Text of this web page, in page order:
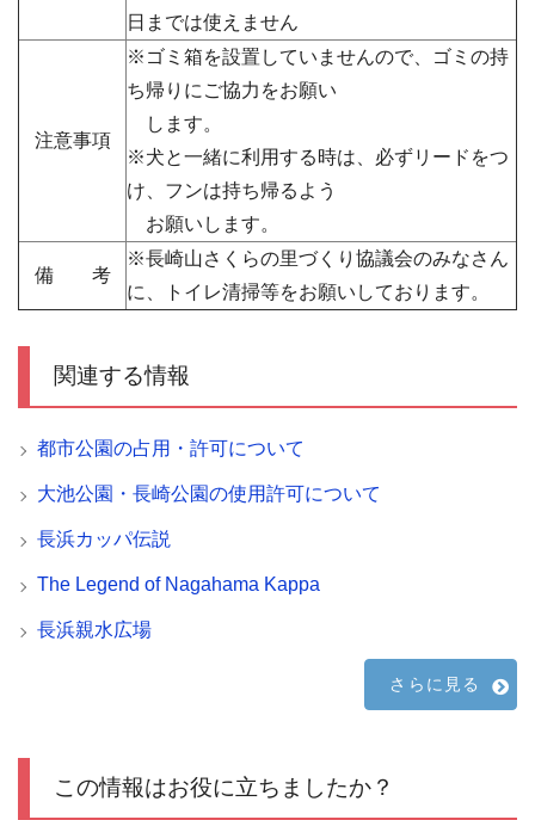
日までは使えません
注意事項
※ゴミ箱を設置していませんので、ゴミの持
ち帰りにご協力をお願い
します。
※犬と一緒に利用する時は、必ずリードをつ
け、フンは持ち帰るよう
お願いします。
備 考
※長崎山さくらの里づくり協議会のみなさん
に、トイレ清掃等をお願いしております。
関連する情報
都市公園の占用・許可について
大池公園・長崎公園の使用許可について
長浜カッパ伝説
The Legend of Nagahama Kappa
長浜親水広場
さらに見る
この情報はお役に立ちましたか？